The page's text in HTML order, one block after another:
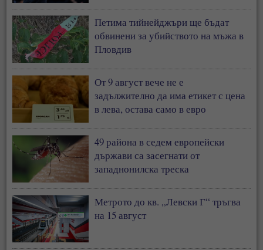
Петима тийнейджъри ще бъдат
обвинени за убийството на мъжа в
Пловдив
От 9 август вече не е
задължително да има етикет с цена
в лева, остава само в евро
49 района в седем европейски
държави са засегнати от
западнонилска треска
Метрото до кв. „Левски Г“ тръгва
на 15 август